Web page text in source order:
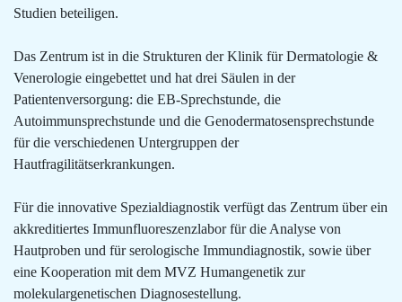
Studien beteiligen.
Das Zentrum ist in die Strukturen der Klinik für Dermatologie &
Venerologie eingebettet und hat drei Säulen in der
Patientenversorgung: die EB-Sprechstunde, die
Autoimmunsprechstunde und die Genodermatosensprechstunde
für die verschiedenen Untergruppen der
Hautfragilitätserkrankungen.
Für die innovative Spezialdiagnostik verfügt das Zentrum über ein
akkreditiertes Immunfluoreszenzlabor für die Analyse von
Hautproben und für serologische Immundiagnostik, sowie über
eine Kooperation mit dem MVZ Humangenetik zur
molekulargenetischen Diagnosestellung.